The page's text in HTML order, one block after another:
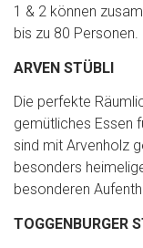
1 & 2 können
bis zu 80 Personen.
ARVEN STÜBLI
Die perfekte
gemütliches Essen
sind mit Arvenholz
besonders
besonderen
TOGGENBURGER